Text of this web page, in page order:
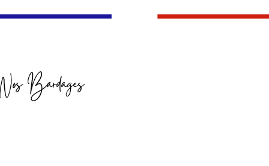
Nos Bardages